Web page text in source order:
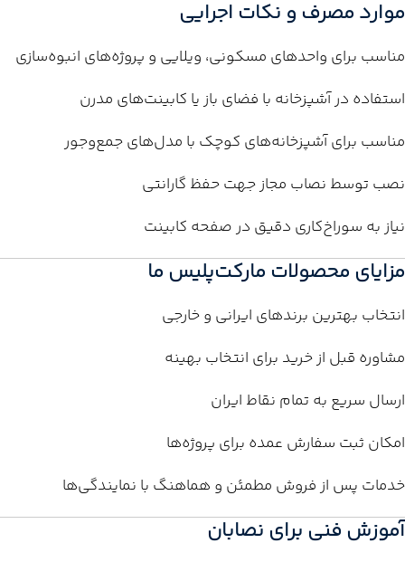
موارد مصرف و نکات اجرایی
مناسب برای واحدهای مسکونی، ویلایی و پروژه‌های انبوه‌سازی
استفاده در آشپزخانه با فضای باز یا کابینت‌های مدرن
مناسب برای آشپزخانه‌های کوچک با مدل‌های جمع‌وجور
نصب توسط نصاب مجاز جهت حفظ گارانتی
نیاز به سوراخ‌کاری دقیق در صفحه کابینت
مزایای محصولات مارکت‌پلیس ما
انتخاب بهترین برندهای ایرانی و خارجی
مشاوره قبل از خرید برای انتخاب بهینه
ارسال سریع به تمام نقاط ایران
امکان ثبت سفارش عمده برای پروژه‌ها
خدمات پس از فروش مطمئن و هماهنگ با نمایندگی‌ها
آموزش فنی برای نصابان